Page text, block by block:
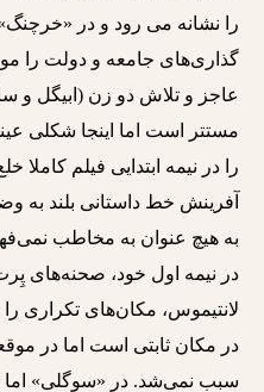
را نشانه می رود و در
گذاری‌های جامعه و دولت را
عاجز و تلاش دو زن (ابیگل و
مستتر است اما اینجا شکلی
را در نیمه ابتدایی فیلم
آفرینش خط داستانی بلند به
به هیچ عنوان به مخاطب
در نیمه اول خود، صحنه‌های
لانتیموس، مکان‌های تکراری
در مکان ثابتی است اما در
سبب نمی‌شد. در «سوگلی» اما